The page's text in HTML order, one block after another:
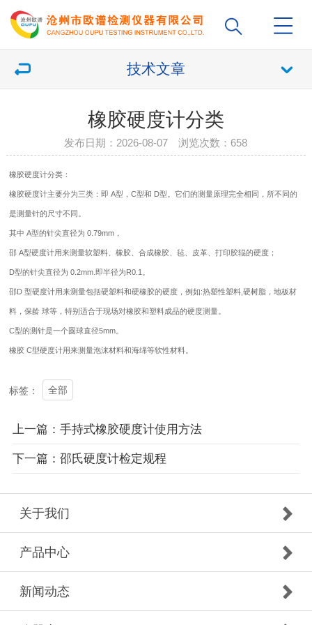
技术文章
橡胶硬度计分类
发布日期：2026-08-07 浏览次数： 658
橡胶硬度计分类：
橡胶硬度计主要分为三类：即 A型，C型和 D型。它们的测量原理完全相同，所不同的
是测量针的尺寸不同。
其中 A型的针尖直径为 0.79mm，
邵 A型硬度计用来测量软塑料、橡胶、合成橡胶、毡、皮革、打印胶辊的硬度；
D型的针尖直径为 0.2mm.即半径为R0.1。
邵D 型硬度计用来测量包括硬塑料和硬橡胶的硬度，例如:热塑性塑料,硬树脂，地板材
料，保龄 球等，特别适合于现场对橡胶和塑料成品的硬度测量。
C型的测针是一个圆球直径5mm。
橡胶 C型硬度计用来测量泡沫材料和海绵等软性材料。
标签： 全部
上一篇：手持式橡胶硬度计使用方法
下一篇：邵氏硬度计检定规程
关于我们
产品中心
新闻动态